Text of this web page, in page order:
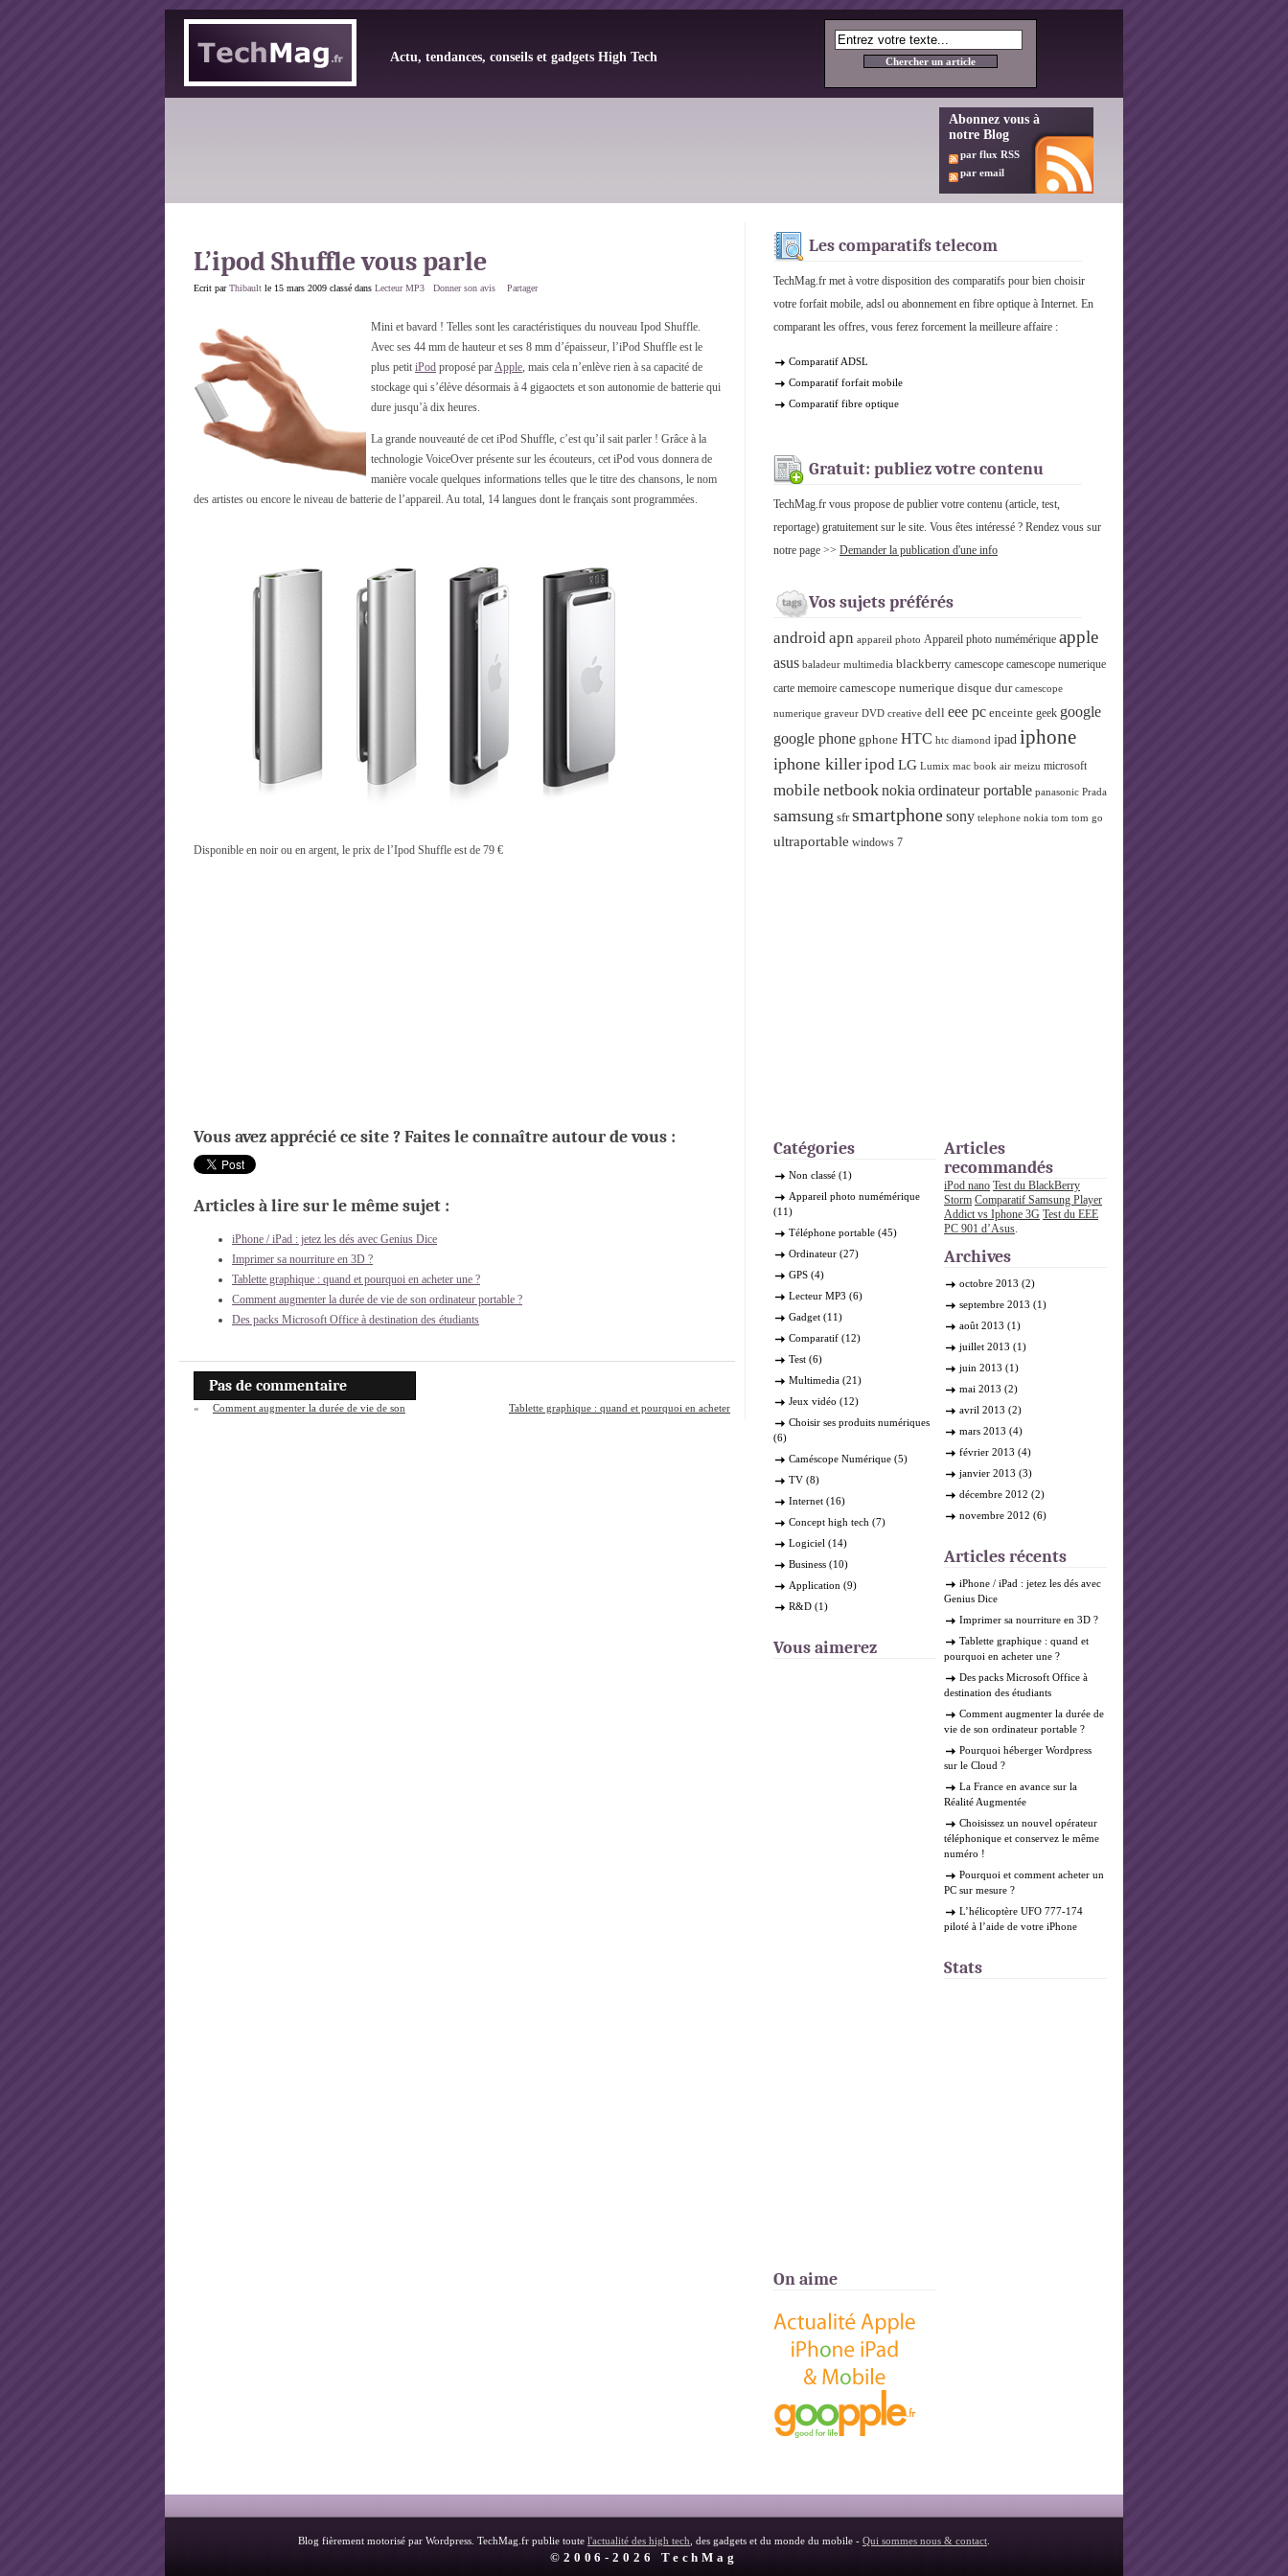
Actu, tendances, conseils et gadgets High Tech
Abonnez vous à
notre Blog
par flux RSS
par email
L’ipod Shuffle vous parle
Ecrit parThibault le 15 mars 2009 classé dans Lecteur MP3 Donner son avis Partager
Mini et bavard ! Telles sont les caractéristiques du nouveau Ipod Shuffle.
Avec ses 44 mm de hauteur et ses 8 mm d’épaisseur, l’iPod Shuffle est le
plus petit iPod proposé parApple, mais cela n’enlève rien à sa capacité de
stockage qui s’élève désormais à 4 gigaoctets et son autonomie de batterie qui
dure jusqu’à dix heures.
La grande nouveauté de cet iPod Shuffle, c’est qu’il sait parler ! Grâce à la
technologie VoiceOver présente sur les écouteurs, cet iPod vous donnera de
manière vocale quelques informations telles que le titre des chansons, le nom
des artistes ou encore le niveau de batterie de l’appareil. Au total, 14 langues dont le français sont programmées.
Disponible en noir ou en argent, le prix de l’Ipod Shuffle est de 79 €
Vous avez apprécié ce site ? Faites le connaître autour de vous :
Articles à lire sur le même sujet :
iPhone / iPad : jetez les dés avec Genius Dice
Imprimer sa nourriture en 3D ?
Tablette graphique : quand et pourquoi en acheter une ?
Comment augmenter la durée de vie de son ordinateur portable ?
Des packs Microsoft Office à destination des étudiants
Pas de commentaire
«
Comment augmenter la durée de vie de son
Tablette graphique : quand et pourquoi en acheter
Les comparatifs telecom
TechMag.fr met à votre disposition des comparatifs pour bien choisir
votre forfait mobile, adsl ou abonnement en fibre optique à Internet. En
comparant les offres, vous ferez forcement la meilleure affaire :
Comparatif ADSL
Comparatif forfait mobile
Comparatif fibre optique
Gratuit: publiez votre contenu
TechMag.fr vous propose de publier votre contenu (article, test,
reportage) gratuitement sur le site. Vous êtes intéressé ? Rendez vous sur
notre page >> Demander la publication d'une info
Vos sujets préférés
androidapn appareil photo Appareil photo numémérique apple
asus baladeur multimedia blackberry camescope camescope numerique
carte memoire camescope numerique disque dur camescope
numerique graveur DVD creative dell eee pc enceinte geek google
google phone gphone HTC htc diamond ipad iphone
iphone killeripodLG Lumix mac book air meizu microsoft
mobile netbooknokiaordinateur portable panasonic Prada
samsung sfr smartphonesony telephone nokia tom tom go
ultraportable windows 7
Catégories
Non classé (1)
Appareil photo numémérique
(11)
Téléphone portable (45)
Ordinateur (27)
GPS (4)
Lecteur MP3 (6)
Gadget (11)
Comparatif (12)
Test (6)
Multimedia (21)
Jeux vidéo (12)
Choisir ses produits numériques
(6)
Caméscope Numérique (5)
TV (8)
Internet (16)
Concept high tech (7)
Logiciel (14)
Business (10)
Application (9)
R&D (1)
Vous aimerez
On aime
Articles
recommandés
iPod nano Test du BlackBerry
Storm Comparatif Samsung Player
Addict vs Iphone 3G Test du EEE
PC 901 d’Asus.
Archives
octobre 2013 (2)
septembre 2013 (1)
août 2013 (1)
juillet 2013 (1)
juin 2013 (1)
mai 2013 (2)
avril 2013 (2)
mars 2013 (4)
février 2013 (4)
janvier 2013 (3)
décembre 2012 (2)
novembre 2012 (6)
Articles récents
iPhone / iPad : jetez les dés avec
Genius Dice
Imprimer sa nourriture en 3D ?
Tablette graphique : quand et
pourquoi en acheter une ?
Des packs Microsoft Office à
destination des étudiants
Comment augmenter la durée de
vie de son ordinateur portable ?
Pourquoi héberger Wordpress
sur le Cloud ?
La France en avance sur la
Réalité Augmentée
Choisissez un nouvel opérateur
téléphonique et conservez le même
numéro !
Pourquoi et comment acheter un
PC sur mesure ?
L’hélicoptère UFO 777-174
piloté à l’aide de votre iPhone
Stats
Blog fièrement motorisé par Wordpress. TechMag.fr publie toute l'actualité des high tech , des gadgets et du monde du mobile - Qui sommes nous & contact
©2006-2026 TechMag